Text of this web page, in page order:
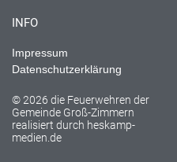
INFO
Impressum
Datenschutzerklärung
© 2026 die Feuerwehren der
Gemeinde Groß-Zimmern
realisiert durch heskamp-
medien.de